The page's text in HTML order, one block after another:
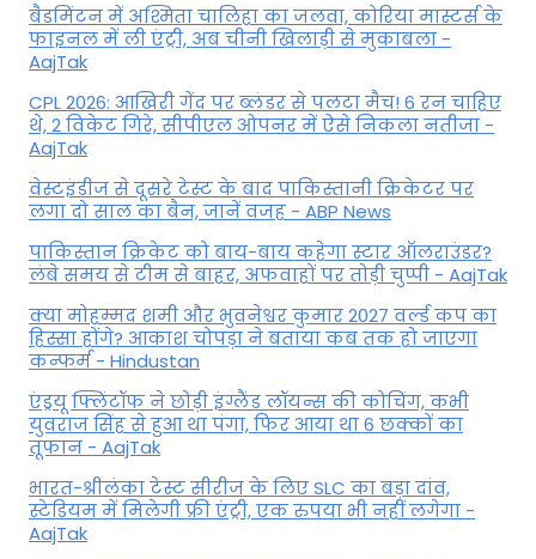
बैडमिंटन में अश्मिता चालिहा का जलवा, कोरिया मास्टर्स के
फाइनल में ली एंट्री, अब चीनी खिलाड़ी से मुकाबला -
AajTak
CPL 2026: आखिरी गेंद पर ब्लंडर से पलटा मैच! 6 रन चाहिए
थे, 2 विकेट गिरे, सीपीएल ओपनर में ऐसे न‍िकला नतीजा -
AajTak
वेस्टइंडीज से दूसरे टेस्ट के बाद पाकिस्तानी क्रिकेटर पर
लगा दो साल का बैन, जानें वजह - ABP News
पाकिस्तान क्रिकेट को बाय-बाय कहेगा स्टार ऑलराउंडर?
लंबे समय से टीम से बाहर, अफवाहों पर तोड़ी चुप्पी - AajTak
क्या मोहम्मद शमी और भुवनेश्वर कुमार 2027 वर्ल्ड कप का
हिस्सा होंगे? आकाश चोपड़ा ने बताया कब तक हो जाएगा
कन्फर्म - Hindustan
एंड्रयू फ्लिंटॉफ ने छोड़ी इंग्लैंड लॉयन्स की कोच‍िंग, कभी
युवराज सिंह से हुआ था पंगा, फ‍िर आया था 6 छक्कों का
तूफान - AajTak
भारत-श्रीलंका टेस्ट सीरीज के लिए SLC का बड़ा दांव,
स्टेडियम में मिलेगी फ्री एंट्री, एक रुपया भी नहीं लगेगा -
AajTak